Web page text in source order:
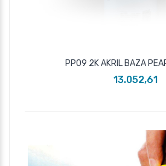
PP09 2K AKRIL BAZA
13.052,61